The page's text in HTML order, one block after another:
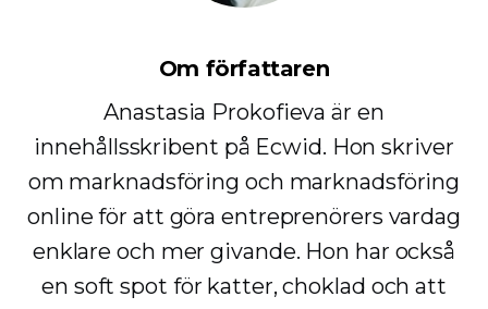
Om författaren
Anastasia Prokofieva är en
innehållsskribent på Ecwid. Hon skriver
om marknadsföring och marknadsföring
online för att göra entreprenörers vardag
enklare och mer givande. Hon har också
en soft spot för katter, choklad och att